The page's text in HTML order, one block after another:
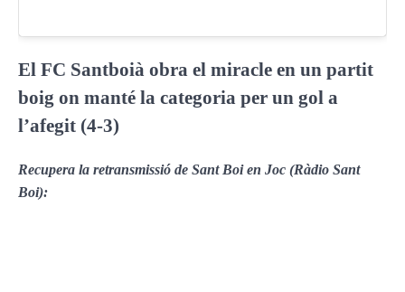
El FC Santboià obra el miracle en un partit
boig on manté la categoria per un gol a
l’afegit (4-3)
Recupera la retransmissió de Sant Boi en Joc (Ràdio Sant
Boi):